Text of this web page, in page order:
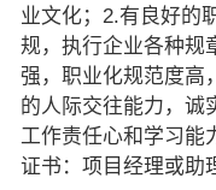
业文化；2.有良好的
规，执行企业各种规
强，职业化规范度高
的人际交往能力，诚
工作责任心和学习能
证书：项目经理或助